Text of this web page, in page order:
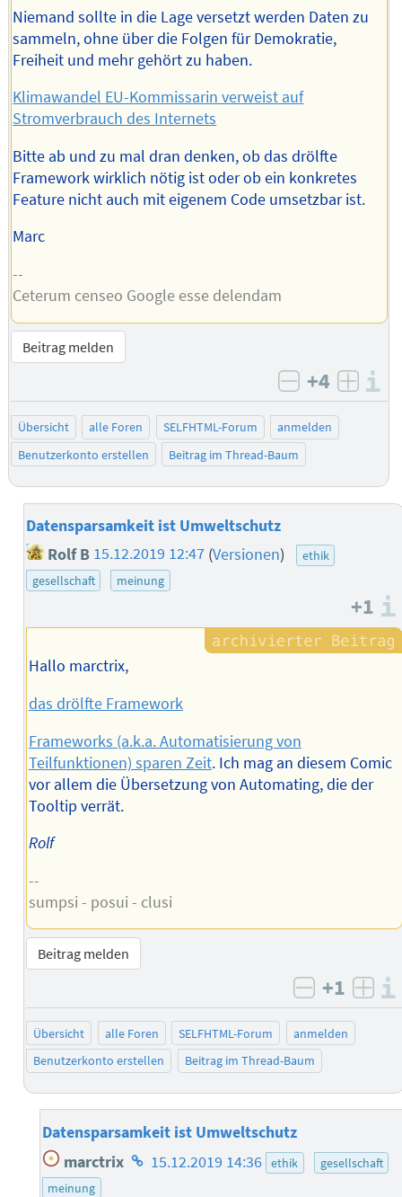
Niemand sollte in die Lage versetzt werden Daten zu
sammeln, ohne über die Folgen für Demokratie,
Freiheit und mehr gehört zu haben.
Klimawandel EU-Kommissarin verweist auf
Stromverbrauch des Internets
Bitte ab und zu mal dran denken, ob das drölfte
Framework wirklich nötig ist oder ob ein konkretes
Feature nicht auch mit eigenem Code umsetzbar ist.
Marc
--
Ceterum censeo Google esse delendam
Beitrag melden
negativ
+4
Übersicht alle Foren SELFHTML-Forum
anmelden
Benutzerkonto erstellen
Beitrag im Thread-Baum
Datensparsamkeit ist Umweltschutz
Rolf B 15.12.2019 12:47 (Versionen)
ethik
gesellschaft
meinung
+1
Hallo marctrix,
das drölfte Framework
Frameworks (a.k.a. Automatisierung von
Teilfunktionen) sparen Zeit. Ich mag an diesem Comic
vor allem die Übersetzung von Automating, die der
Tooltip verrät.
Rolf
--
sumpsi - posui - clusi
Beitrag melden
negativ
+1
Übersicht alle Foren SELFHTML-Forum
anmelden
Benutzerkonto erstellen
Beitrag im Thread-Baum
Datensparsamkeit ist Umweltschutz
marctrix Homepage
15.12.2019 14:36 ethik
gesellschaft
meinung